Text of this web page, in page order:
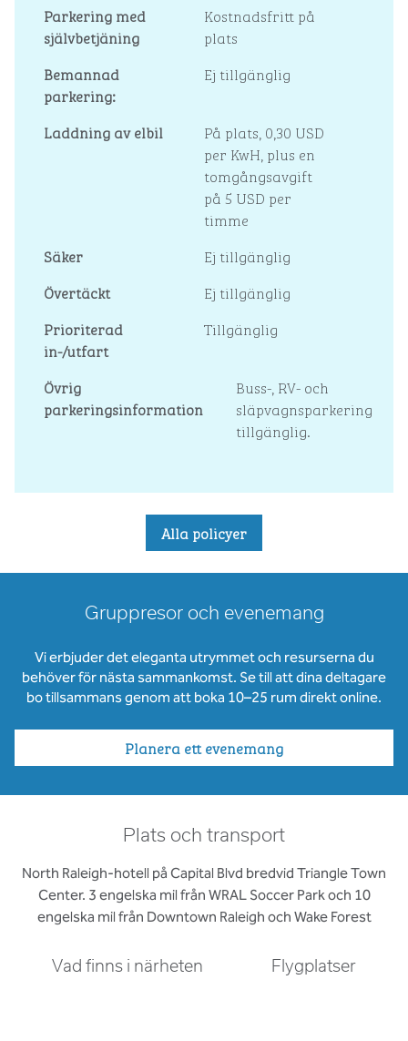
Parkering med
självbetjäning
Kostnadsfritt på
plats
Bemannad
parkering:
Ej tillgänglig
Laddning av elbil På plats, 0,30 USD
per KwH, plus en
tomgångsavgift
på 5 USD per
timme
Säker
Ej tillgänglig
Övertäckt
Ej tillgänglig
Prioriterad
in-/utfart
Tillgänglig
Övrig
parkeringsinformation
Buss-, RV- och
släpvagnsparkering
tillgänglig.
Alla policyer
Gruppresor och evenemang
Vi erbjuder det eleganta utrymmet och resurserna du
behöver för nästa sammankomst. Se till att dina deltagare
bo tillsammans genom att boka 10–25 rum direkt online.
Planera ett evenemang
Plats och transport
North Raleigh-hotell på Capital Blvd bredvid Triangle Town
Center. 3 engelska mil från WRAL Soccer Park och 10
engelska mil från Downtown Raleigh och Wake Forest
Vad finns i närheten Flygplatser